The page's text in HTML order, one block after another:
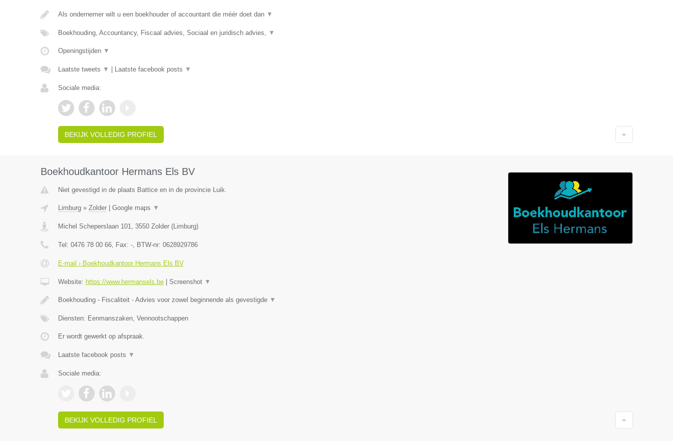
Als ondernemer wilt u een boekhouder of accountant die méér doet dan ▼
Boekhouding, Accountancy, Fiscaal advies, Sociaal en juridisch advies, ▼
Openingstijden ▼
Laatste tweets ▼ Laatste facebook posts ▼
Sociale media:
BEKIJK VOLLEDIG PROFIEL
Boekhoudkantoor Hermans Els BV
Niet gevestigd in de plaats Battice en in de provincie Luik.
Limburg» Zolder| Google maps ▼
Michel Scheperslaan 101, 3550 Zolder(Limburg)
Tel: 0476 78 00 66, Fax: -, BTW-nr: 0628929786
E-mail › Boekhoudkantoor Hermans Els BV
Website: https://www.hermansels.be| Screenshot ▼
Boekhouding - Fiscaliteit - Advies voor zowel beginnende als gevestigde ▼
Diensten: Eenmanszaken, Vennootschappen
Er wordt gewerkt op afspraak.
Laatste facebook posts ▼
Sociale media:
BEKIJK VOLLEDIG PROFIEL